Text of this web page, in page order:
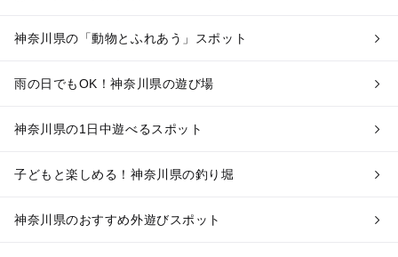
神奈川県の「動物とふれあう」スポット
雨の日でもOK！神奈川県の遊び場
神奈川県の1日中遊べるスポット
子どもと楽しめる！神奈川県の釣り堀
神奈川県のおすすめ外遊びスポット